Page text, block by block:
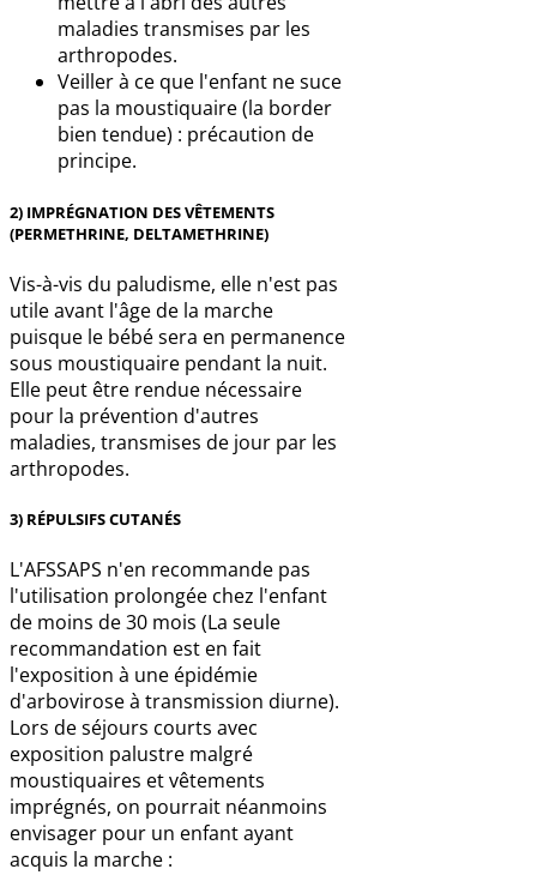
maladies transmises par les
arthropodes.
Veiller à ce que l'enfant ne suce
pas la moustiquaire (la border
bien tendue) : précaution de
principe.
2) IMPRÉGNATION DES VÊTEMENTS
(PERMETHRINE, DELTAMETHRINE)
Vis-à-vis du paludisme, elle n'est pas
utile avant l'âge de la marche
puisque le bébé sera en permanence
sous moustiquaire pendant la nuit.
Elle peut être rendue nécessaire
pour la prévention d'autres
maladies, transmises de jour par les
arthropodes.
3) RÉPULSIFS CUTANÉS
L'AFSSAPS n'en recommande pas
l'utilisation prolongée chez l'enfant
de moins de 30 mois (La seule
recommandation est en fait
l'exposition à une épidémie
d'arbovirose à transmission diurne).
Lors de séjours courts avec
exposition palustre malgré
moustiquaires et vêtements
imprégnés, on pourrait néanmoins
envisager pour un enfant ayant
acquis la marche :